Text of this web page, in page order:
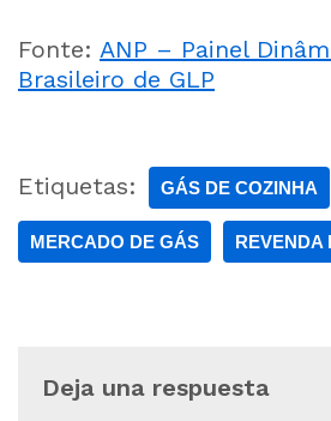
Fonte: ANP – Painel
Brasileiro de GLP
Etiquetas: GÁS DE COZINHA
MERCADO DE GÁS REVENDA
Deja una respuesta